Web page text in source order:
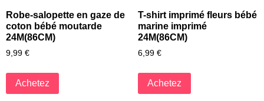
Robe-salopette en gaze de
coton bébé moutarde
24M(86CM)
9,99 €
Achetez
T-shirt imprimé fleurs bébé
marine imprimé
24M(86CM)
6,99 €
Achetez